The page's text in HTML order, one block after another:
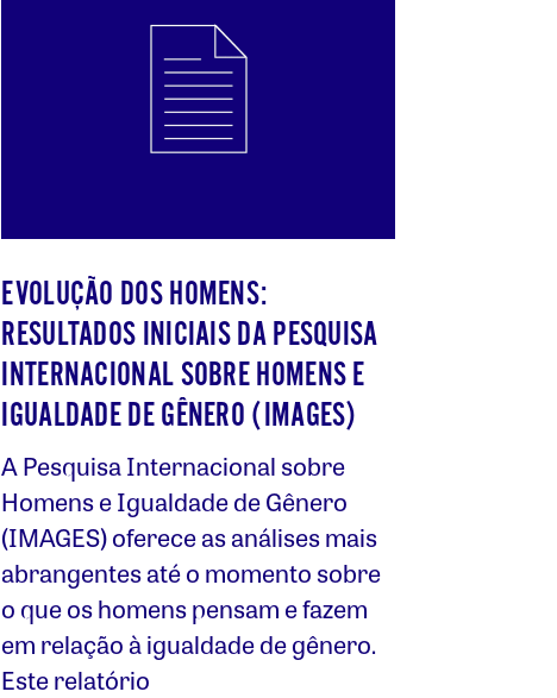
EVOLUÇÃO DOS HOMENS:
RESULTADOS INICIAIS DA PESQUISA
INTERNACIONAL SOBRE HOMENS E
IGUALDADE DE GÊNERO (IMAGES)
A Pesquisa Internacional sobre
Homens e Igualdade de Gênero
(IMAGES) oferece as análises mais
abrangentes até o momento sobre
o que os homens pensam e fazem
em relação à igualdade de gênero.
Este relatório